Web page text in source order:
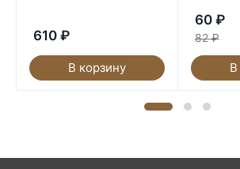
610 ₽
В корзину
60 ₽
82 ₽
В